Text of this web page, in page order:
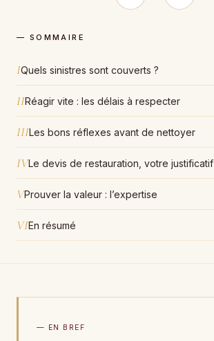
— SOMMAIRE
IQuels sinistres sont couverts ?
IIRéagir vite : les délais à respecter
IIILes bons réflexes avant de nettoyer
IVLe devis de restauration, votre justificatif
VProuver la valeur : l’expertise
VIEn résumé
— EN BREF